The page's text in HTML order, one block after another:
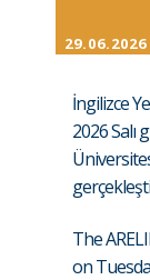
29.06.2026
İngilizce
2026 Salı
The
on